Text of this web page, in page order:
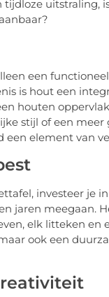
uitstraling,
een
is hout een
houten
stijl of een
een element van
investeer je
jaren meegaan.
elk litteken en
ook een